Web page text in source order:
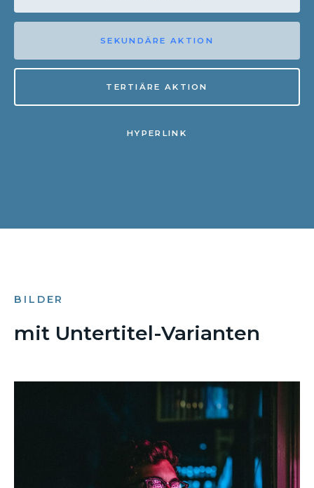
SEKUNDÄRE AKTION
TERTIÄRE AKTION
HYPERLINK
BILDER
mit Untertitel-Varianten